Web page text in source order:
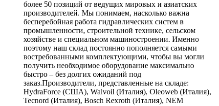
более 50 позиций от ведущих мировых и азиатских
производителей. Мы понимаем, насколько важна
бесперебойная работа гидравлических систем в
промышленности, строительной технике, сельском
хозяйстве и специальном машиностроении. Именно
поэтому наш склад постоянно пополняется самыми
востребованными комплектующими, чтобы вы могли
получить необходимое оборудование максимально
быстро – без долгих ожиданий под
заказ.Производители, представленные на складе:
HydraForce (США), Walvoil (Италия), Oleoweb (Италия),
Tecnord (Италия), Bosch Rexroth (Италия), NEM